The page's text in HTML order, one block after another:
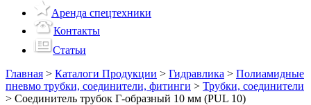
Аренда спецтехники
Контакты
Статьи
Главная > Каталоги Продукции > Гидравлика > Полиамидные
пневмо трубки, соединители, фитинги > Трубки, соединители
> Соединитель трубок Г-образный 10 мм (PUL 10)